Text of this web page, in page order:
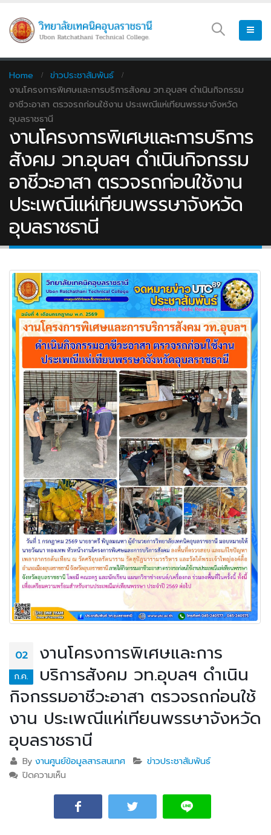
Home
ข่าวประชาสัมพันธ์
งานโครงการพิเศษและการบริการสังคม วท.อุบลฯ ดำเนินกิจกรรม
อาชีวะอาสา ตรวจรถก่อนใช้งาน ประเพณีแห่เทียนพรรษาจังหวัด
อุบลราชธานี
งานโครงการพิเศษและการบริการ
สังคม วท.อุบลฯ ดำเนินกิจกรรม
อาชีวะอาสา ตรวจรถก่อนใช้งาน
ประเพณีแห่เทียนพรรษาจังหวัด
อุบลราชธานี
02
ก.ค.
งานโครงการพิเศษและการ
บริการสังคม วท.อุบลฯ ดำเนิน
กิจกรรมอาชีวะอาสา ตรวจรถก่อนใช้
งาน ประเพณีแห่เทียนพรรษาจังหวัด
อุบลราชธานี
Byงานศูนย์ข้อมูลสารสนเทศ
ข่าวประชาสัมพันธ์
ปิดความเห็น
แห่เทียนพรรษาจังหวัดอุบลราชธานี